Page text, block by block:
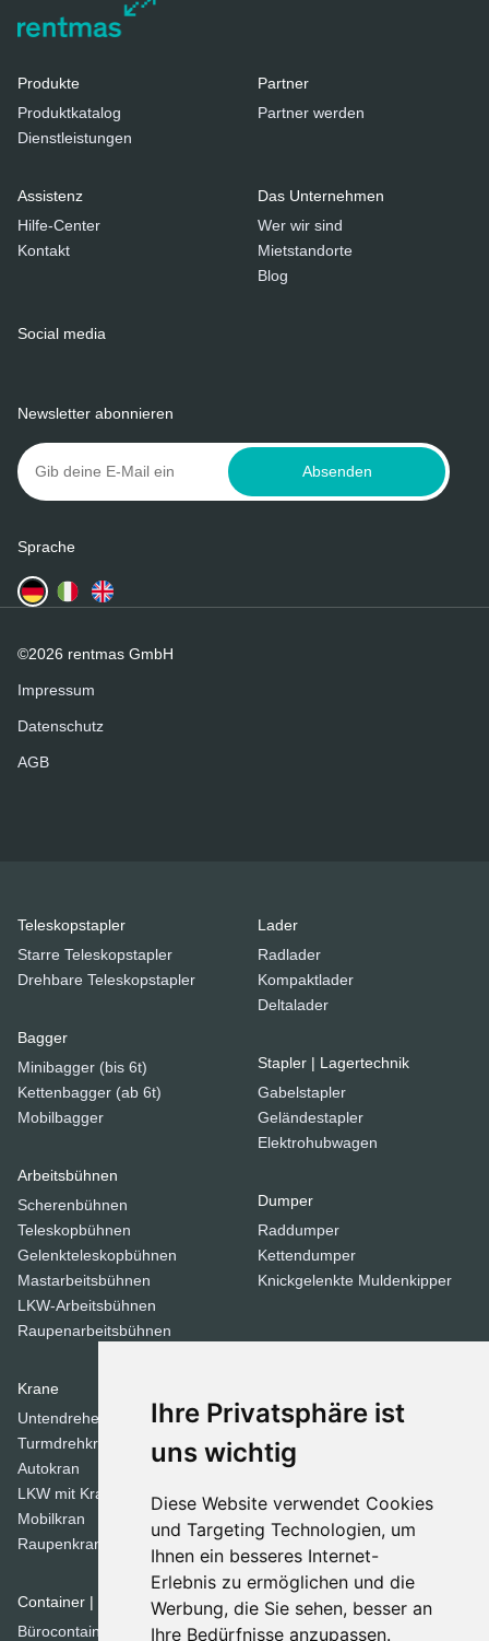
Ihre Privatsphäre ist
uns wichtig
Diese Website verwendet Cookies
und Targeting Technologien, um
Ihnen ein besseres Internet-
Erlebnis zu ermöglichen und die
Werbung, die Sie sehen, besser an
Ihre Bedürfnisse anzupassen.
Produkte
Produktkatalog
Dienstleistungen
Partner
Partner werden
Assistenz
Hilfe-Center
Kontakt
Das Unternehmen
Wer wir sind
Mietstandorte
Blog
Social media
Newsletter abonnieren
Absenden
Sprache
Teleskopstapler
Starre Teleskopstapler
Drehbare Teleskopstapler
Bagger
Minibagger (bis 6t)
Kettenbagger (ab 6t)
Mobilbagger
Arbeitsbühnen
Scherenbühnen
Teleskopbühnen
Gelenkteleskopbühnen
Mastarbeitsbühnen
LKW-Arbeitsbühnen
Raupenarbeitsbühnen
Lader
Radlader
Kompaktlader
Deltalader
Stapler | Lagertechnik
Gabelstapler
Geländestapler
Elektrohubwagen
Dumper
Raddumper
Kettendumper
Knickgelenkte Muldenkipper
Krane
Untendreherkrane
Turmdrehkrane
Autokran
LKW mit Kran
Mobilkran
Raupenkran
Container | Raumsysteme
Bürocontainer
Walzen
Tandemwalzen
Stampfer
Dozer
Planierraupen
Spezial Geräte
©2026 rentmas GmbH
Impressum
Datenschutz
AGB